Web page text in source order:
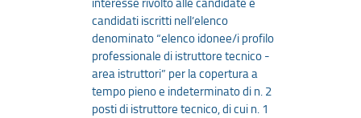
candidati iscritti nell’elenco
denominato “elenco idonee/i profilo
professionale di istruttore tecnico -
area istruttori” per la copertura a
tempo pieno e indeterminato di n. 2
posti di istruttore tecnico, di cui n. 1